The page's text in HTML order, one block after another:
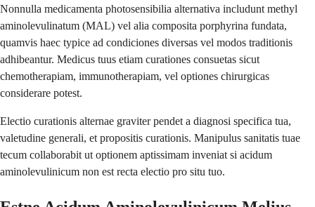
Nonnulla medicamenta photosensibilia alternativa includunt methyl
aminolevulinatum (MAL) vel alia composita porphyrina fundata,
quamvis haec typice ad condiciones diversas vel modos traditionis
adhibeantur. Medicus tuus etiam curationes consuetas sicut
chemotherapiam, immunotherapiam, vel optiones chirurgicas
considerare potest.
Electio curationis alternae graviter pendet a diagnosi specifica tua,
valetudine generali, et propositis curationis. Manipulus sanitatis tuae
tecum collaborabit ut optionem aptissimam inveniat si acidum
aminolevulinicum non est recta electio pro situ tuo.